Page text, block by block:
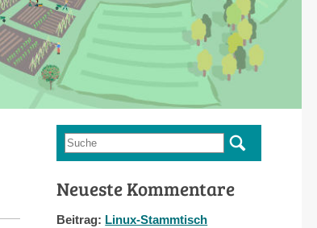
Suchformular
Suche
Neueste Kommentare
Beitrag: Linux-Stammtisch